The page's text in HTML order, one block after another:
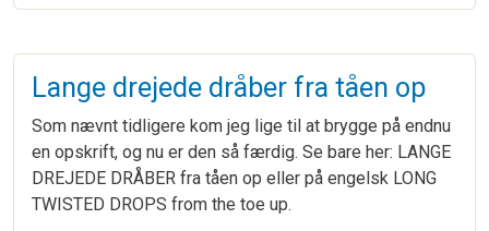
Lange drejede dråber fra tåen op
Som nævnt tidligere kom jeg lige til at brygge på endnu
en opskrift, og nu er den så færdig. Se bare her: LANGE
DREJEDE DRÅBER fra tåen op eller på engelsk LONG
TWISTED DROPS from the toe up.